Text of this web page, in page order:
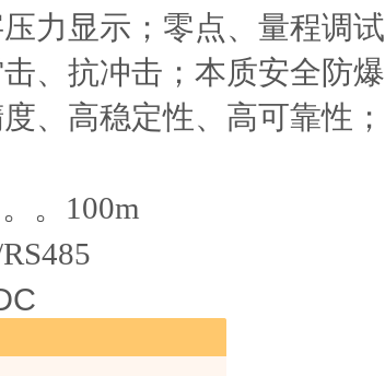
力显示；零点、量程调
、抗冲击；本质安全防
、高稳定性、高可靠性；
。100m